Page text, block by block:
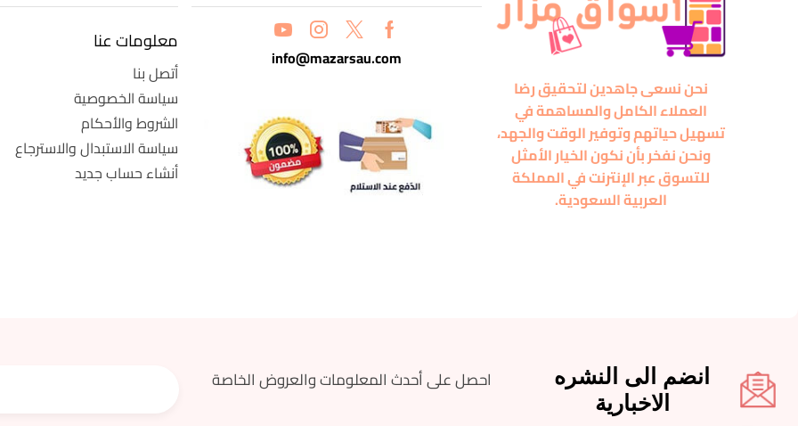
نحن نسعى جاهدين لتحقيق رضا
العملاء الكامل والمساهمة في
تسهيل حياتهم وتوفير الوقت والجهد،
ونحن نفخر بأن نكون الخيار الأمثل
للتسوق عبر الإنترنت في المملكة
العربية السعودية.
info@mazarsau.com
معلومات عنا
أتصل بنا
سياسة الخصوصية
الشروط والأحكام
سياسة الاستبدال والاسترجاع
أنشاء حساب جديد
انضم الى النشره
الاخبارية
احصل على أحدث المعلومات والعروض الخاصة